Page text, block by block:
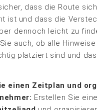
dass die Route
ist und dass die
dennoch leicht zu
auch, ob alle Hinweise
platziert sind und
einen Zeitplan und
Erstellen Sie